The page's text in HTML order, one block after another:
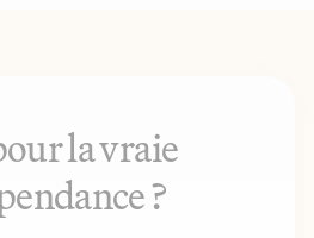
la vraie
?